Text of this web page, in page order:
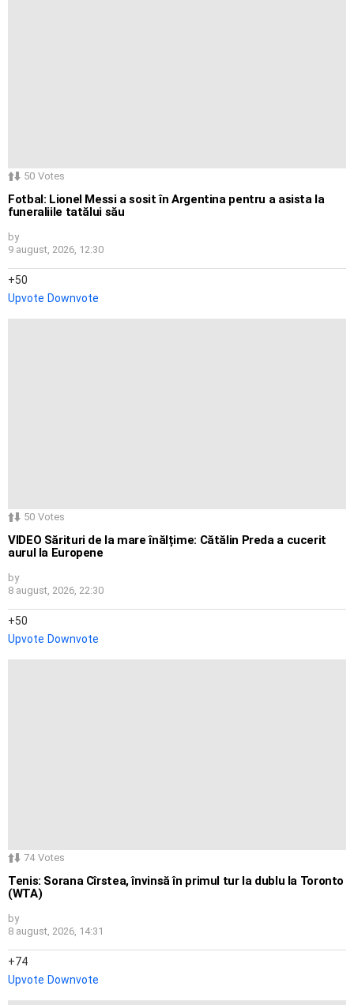
50 Votes
Fotbal: Lionel Messi a sosit în Argentina pentru a asista la
funeraliile tatălui său
by
9 august, 2026, 12:30
50
Upvote Downvote
50 Votes
VIDEO Sărituri de la mare înălțime: Cătălin Preda a cucerit
aurul la Europene
by
8 august, 2026, 22:30
50
Upvote Downvote
74 Votes
Tenis: Sorana Cîrstea, învinsă în primul tur la dublu la Toronto
(WTA)
by
8 august, 2026, 14:31
74
Upvote Downvote